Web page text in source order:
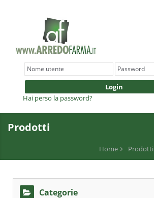
Login
Hai perso la password?
Prodotti
Home Prodotti
Categorie